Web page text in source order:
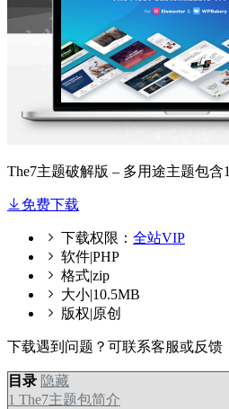
The7主题破解版 – 多用途主题包含
免费下载
下载权限： 全站VIP
软件|PHP
格式|zip
大小|10.5MB
版权|原创
下载遇到问题？可联系客服或反馈
目录 隐藏
1 The7主题包简介